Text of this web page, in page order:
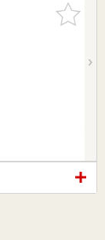
お気に入
りに追加